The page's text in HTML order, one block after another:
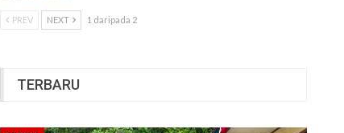
PREV NEXT 1 daripada 2
TERBARU